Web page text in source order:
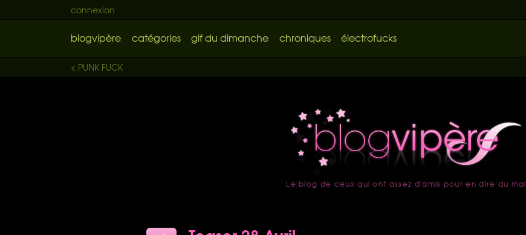
connexion
blogvipère catégories gif du dimanche chroniques électrofucks
< PUNK FUCK
accueil
Le blog de ceux qui ont assez d'amis pour en dire du mal